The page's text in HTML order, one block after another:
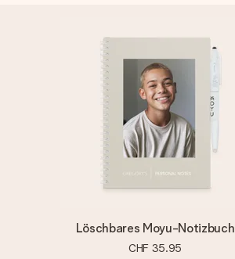
Löschbares Moyu-Notizbuch
CHF 35.95